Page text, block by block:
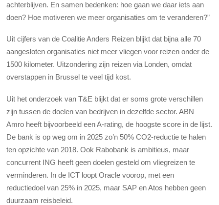
achterblijven. En samen bedenken: hoe gaan we daar iets aan
doen? Hoe motiveren we meer organisaties om te veranderen?”
Uit cijfers van de Coalitie Anders Reizen blijkt dat bijna alle 70
aangesloten organisaties niet meer vliegen voor reizen onder de
1500 kilometer. Uitzondering zijn reizen via Londen, omdat
overstappen in Brussel te veel tijd kost.
Uit het onderzoek van T&E blijkt dat er soms grote verschillen
zijn tussen de doelen van bedrijven in dezelfde sector. ABN
Amro heeft bijvoorbeeld een A-rating, de hoogste score in de lijst.
De bank is op weg om in 2025 zo’n 50% CO2-reductie te halen
ten opzichte van 2018. Ook Rabobank is ambitieus, maar
concurrent ING heeft geen doelen gesteld om vliegreizen te
verminderen. In de ICT loopt Oracle voorop, met een
reductiedoel van 25% in 2025, maar SAP en Atos hebben geen
duurzaam reisbeleid.